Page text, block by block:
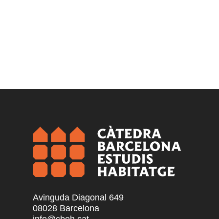
Avinguda Diagonal 649
08028 Barcelona